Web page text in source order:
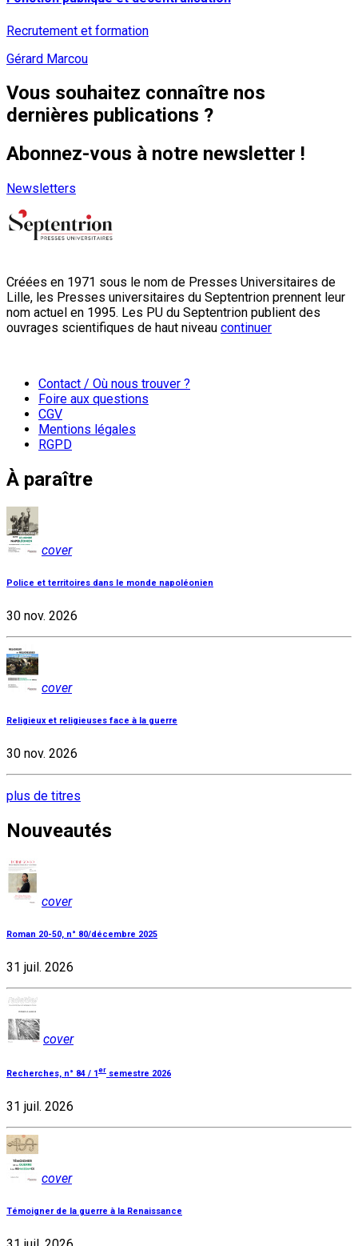
Recrutement et formation
Gérard Marcou
Vous souhaitez connaître nos
dernières publications ?
Abonnez-vous à notre newsletter !
Newsletters
Créées en 1971 sous le nom de Presses Universitaires de
Lille, les Presses universitaires du Septentrion prennent leur
nom actuel en 1995. Les PU du Septentrion publient des
ouvrages scientifiques de haut niveau continuer
Contact / Où nous trouver ?
Foire aux questions
CGV
Mentions légales
RGPD
À paraître
cover
Police et territoires dans le monde napoléonien
30 nov. 2026
cover
Religieux et religieuses face à la guerre
30 nov. 2026
plus de titres
Nouveautés
cover
Roman 20-50, n° 80/décembre 2025
31 juil. 2026
cover
Recherches, n° 84 / 1 er semestre 2026
31 juil. 2026
cover
Témoigner de la guerre à la Renaissance